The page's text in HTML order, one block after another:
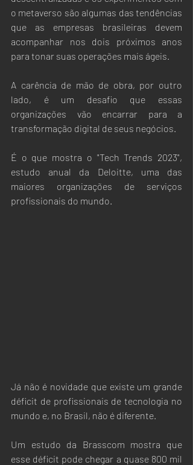
o metaverso são algumas das tendências
que as empresas brasileiras devem
acompanhar nos dois próximos anos
para tonar suas operações mais ágeis.
A carência de mão de obra, por outro
lado, é um desafio que essas
organizações vão encarrar para a
transformação digital de seus negócios.
É o que mostra o "Tech Trends 2023",
estudo anual da Deloitte, uma das
maiores organizações de serviços
profissionais do mundo.
Já não é novidade que existe um grande
déficit de profissionais de tecnologia no
mundo e, no Brasil, não é diferente.
Um estudo da Brasscom mostra que
esse déficit pode chegar a quase 800 mil